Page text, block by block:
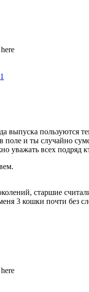
выпуска пользуются
поле и ты случайно
уважать всех подряд
старшие
3 кошки почти без